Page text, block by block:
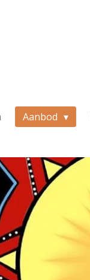
Aanbod